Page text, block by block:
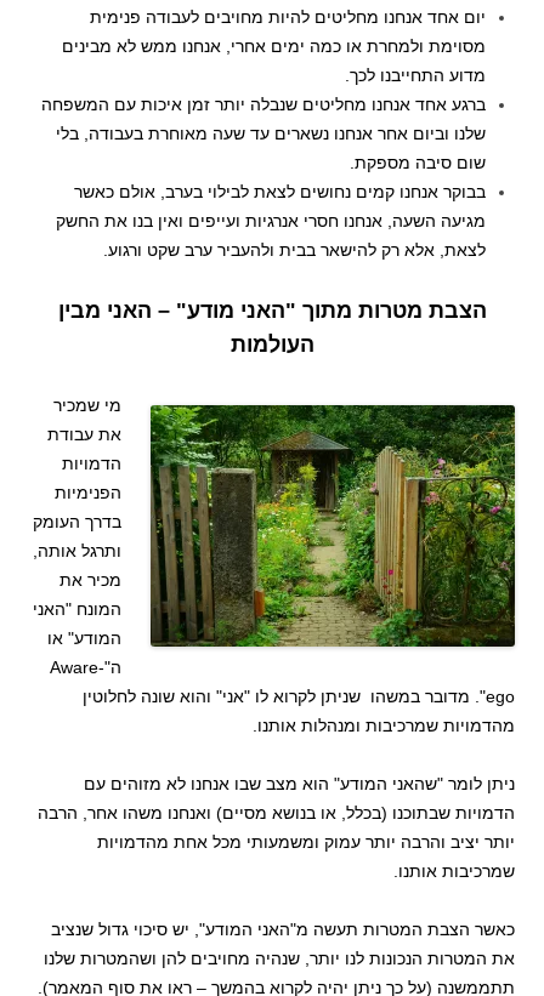
יום אחד אנחנו מחליטים להיות מחויבים לעבודה פנימית
מסוימת ולמחרת או כמה ימים אחרי, אנחנו ממש לא מבינים
מדוע התחייבנו לכך.
ברגע אחד אנחנו מחליטים שנבלה יותר זמן איכות עם המשפחה
שלנו וביום אחר אנחנו נשארים עד שעה מאוחרת בעבודה, בלי
שום סיבה מספקת.
בבוקר אנחנו קמים נחושים לצאת לבילוי בערב, אולם כאשר
מגיעה השעה, אנחנו חסרי אנרגיות ועייפים ואין בנו את החשק
לצאת, אלא רק להישאר בבית ולהעביר ערב שקט ורגוע.
הצבת מטרות מתוך "האני מודע" – האני מבין
העולמות
מי שמכיר
את עבודת
הדמויות
הפנימיות
בדרך העומק
ותרגל אותה,
מכיר את
המונח "האני
המודע" או
ה"Aware-
ego". מדובר במשהו שניתן לקרוא לו "אני" והוא שונה לחלוטין
מהדמויות שמרכיבות ומנהלות אותנו.
ניתן לומר "שהאני המודע" הוא מצב שבו אנחנו לא מזוהים עם
הדמויות שבתוכנו (בכלל, או בנושא מסיים) ואנחנו משהו אחר, הרבה
יותר יציב והרבה יותר עמוק ומשמעותי מכל אחת מהדמויות
שמרכיבות אותנו.
כאשר הצבת המטרות תעשה מ"האני המודע", יש סיכוי גדול שנציב
את המטרות הנכונות לנו יותר, שנהיה מחויבים להן ושהמטרות שלנו
תתממשנה (על כך ניתן יהיה לקרוא בהמשך – ראו את סוף המאמר).